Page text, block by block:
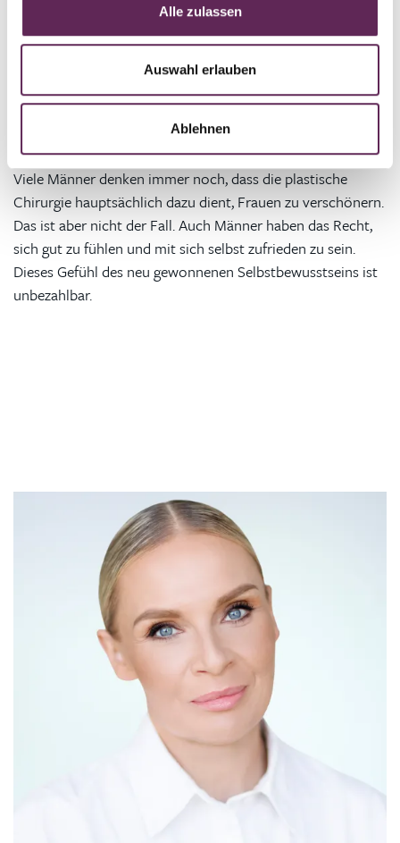
Alle zulassen
Auswahl erlauben
Ablehnen
anziehen und die Mode wählen, die ihm gefällt, ohne sich
einzuschränken. Er kann tun, was er will und was ihm Spaß
macht. Nach Rücksprache mit seinem Arzt konnte er nach
6 Wochen sanft zu seinem geliebten Sport zurückkehren.
Viele Männer denken immer noch, dass die plastische
Chirurgie hauptsächlich dazu dient, Frauen zu verschönern.
Das ist aber nicht der Fall. Auch Männer haben das Recht,
sich gut zu fühlen und mit sich selbst zufrieden zu sein.
Dieses Gefühl des neu gewonnenen Selbstbewusstseins ist
unbezahlbar.